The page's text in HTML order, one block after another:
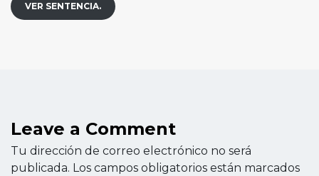
VER SENTENCIA.
Leave a Comment
Tu dirección de correo electrónico no será
publicada. Los campos obligatorios están marcados